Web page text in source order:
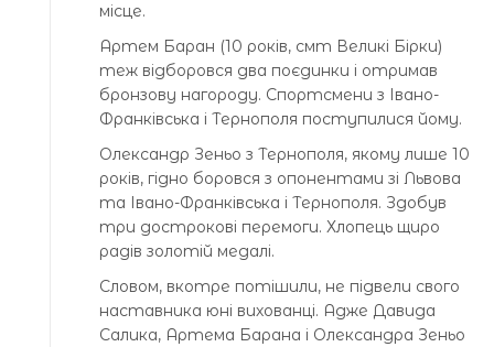
місце.
Артем Баран (10 років, смт Великі Бірки)
теж відборовся два поєдинки і отримав
бронзову нагороду. Спортсмени з Івано-
Франківська і Тернополя поступилися йому.
Олександр Зеньо з Тернополя, якому лише 10
років, гідно боровся з опонентами зі Львова
та Івано-Франківська і Тернополя. Здобув
три дострокові перемоги. Хлопець щиро
радів золотій медалі.
Словом, вкотре потішили, не підвели свого
наставника юні вихованці. Адже Давида
Салика, Артема Барана і Олександра Зеньо